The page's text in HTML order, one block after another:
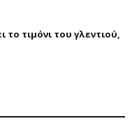
το τιμόνι του γλεντιού,